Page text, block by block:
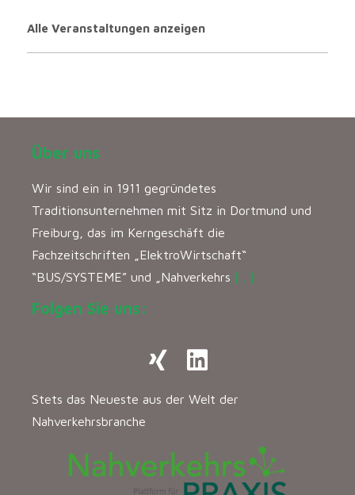
Alle Veranstaltungen anzeigen
Über uns
Wir sind ein in 1911 gegründetes
Traditionsunternehmen mit Sitz in Dortmund und
Freiburg, das im Kerngeschäft die
Fachzeitschriften „ElektroWirtschaft“
“BUS/SYSTEME” und „Nahverkehrs […]
Folgen Sie uns:
Stets das Neueste aus der Welt der
Nahverkehrsbranche